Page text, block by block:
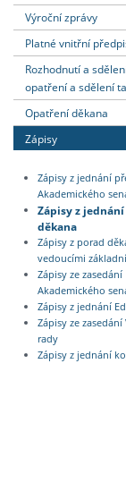
Výroční zprávy
Platné vnitřní
Rozhodnutí a
opatření a sdělení
Opatření děkana
Zápisy
Zápisy z jednání
Akademického
Zápisy z
děkana
Zápisy z porad
vedoucími
Zápisy ze zasedání
Akademického
Zápisy z jednání
Zápisy ze zasedání
rady
Zápisy z jednání